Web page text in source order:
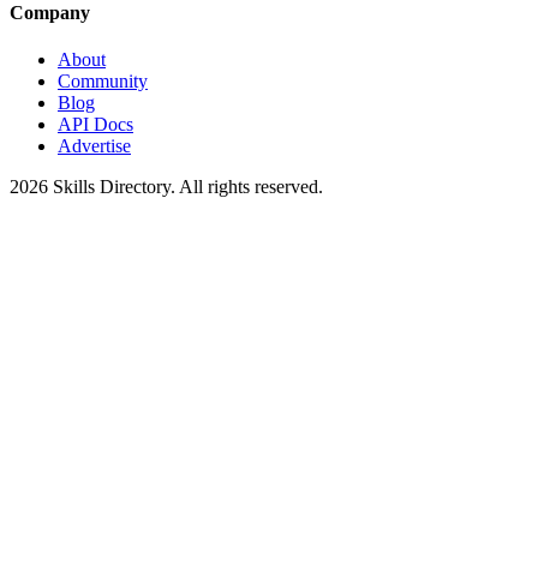
Company
About
Community
Blog
API Docs
Advertise
2026 Skills Directory. All rights reserved.